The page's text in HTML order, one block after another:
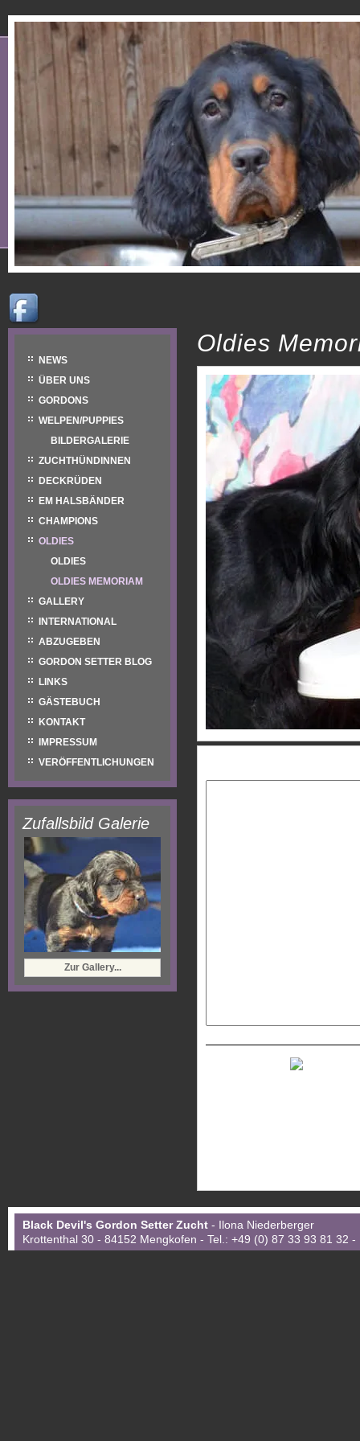
NEWS
ÜBER UNS
GORDONS
WELPEN/PUPPIES
BILDERGALERIE
ZUCHTHÜNDINNEN
DECKRÜDEN
EM HALSBÄNDER
CHAMPIONS
OLDIES
OLDIES
OLDIES MEMORIAM
GALLERY
INTERNATIONAL
ABZUGEBEN
GORDON SETTER BLOG
LINKS
GÄSTEBUCH
KONTAKT
IMPRESSUM
VERÖFFENTLICHUNGEN
Zufallsbild Galerie
Zur Gallery...
Oldies
Black Devil's Gordon Setter Zucht - Ilona Niederberger
Krottenthal 30 - 84152 Mengkofen - Tel.: +49 (0) 87 33 93 81 32